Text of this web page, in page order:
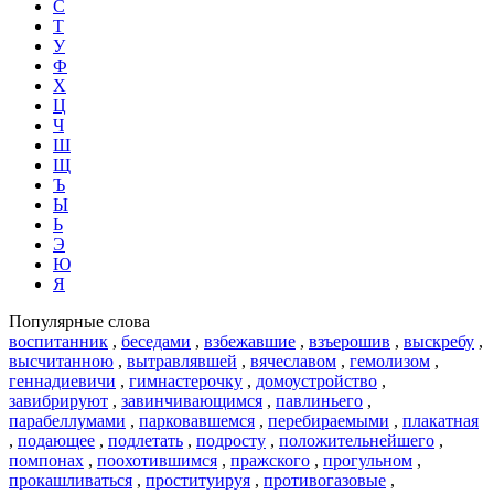
С
Т
У
Ф
Х
Ц
Ч
Ш
Щ
Ъ
Ы
Ь
Э
Ю
Я
Популярные слова
воспитанник , беседами , взбежавшие , взъерошив , выскребу ,
высчитанною , вытравлявшей , вячеславом , гемолизом ,
геннадиевичи , гимнастерочку , домоустройство ,
завибрируют , завинчивающимся , павлиньего ,
парабеллумами , парковавшемся , перебираемыми , плакатная
, подающее , подлетать , подросту , положительнейшего ,
помпонах , поохотившимся , пражского , прогульном ,
прокашливаться , проституируя , противогазовые ,